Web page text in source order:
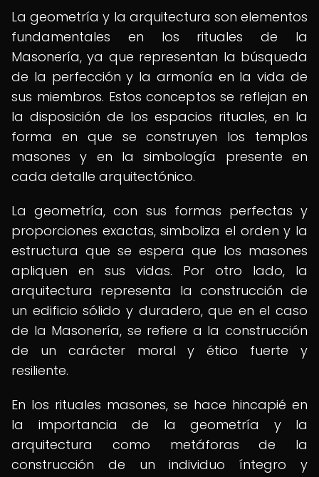
La geometría y la arquitectura son elementos
fundamentales en los rituales de la
Masonería, ya que representan la búsqueda
de la perfección y la armonía en la vida de
sus miembros. Estos conceptos se reflejan en
la disposición de los espacios rituales, en la
forma en que se construyen los templos
masones y en la simbología presente en
cada detalle arquitectónico.
La geometría, con sus formas perfectas y
proporciones exactas, simboliza el orden y la
estructura que se espera que los masones
apliquen en sus vidas. Por otro lado, la
arquitectura representa la construcción de
un edificio sólido y duradero, que en el caso
de la Masonería, se refiere a la construcción
de un carácter moral y ético fuerte y
resiliente.
En los rituales masones, se hace hincapié en
la importancia de la geometría y la
arquitectura como metáforas de la
construcción de un individuo íntegro y